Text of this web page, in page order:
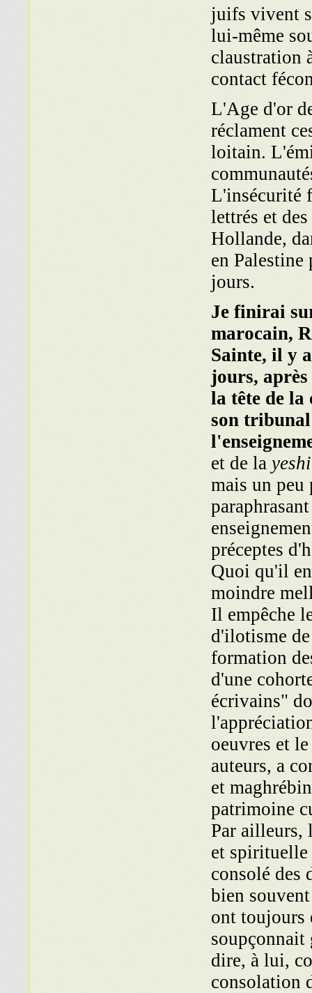
juifs vivent
lui-même
claustration
contact
L'Age d'or
réclament
loitain.
L'insécurité
lettrés et
Hollande,
en Palestine
jours.
Je finirai
marocain,
Sainte, il y
jours,
la tête de la
son
et de la
mais un peu
préceptes
Quoi qu'il
moindre
Il empêche
d'ilotisme
formation
d'une
écrivains"
oeuvres et
auteurs, a
et
patrimoine
Par
et
consolé des
bien
ont toujours
dire, à lui,
consolation